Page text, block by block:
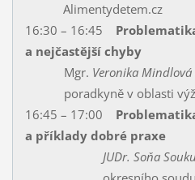
Alimentydetem.cz
16:30 – 16:45
a nejčastější chyby
Mgr. Veronika Mindlová
poradkyně v oblasti
16:45 – 17:00
a příklady dobré praxe
JUDr. Soňa